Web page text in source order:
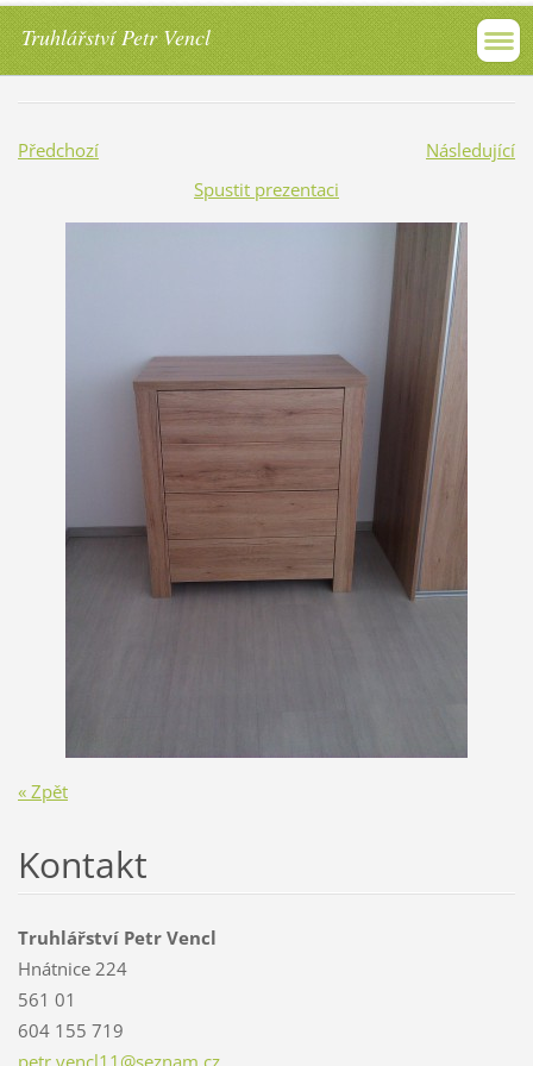
Truhlářství Petr Vencl
Předchozí
Následující
Spustit prezentaci
« Zpět
Kontakt
Truhlářství Petr Vencl
Hnátnice 224
561 01
604 155 719
petr.vencl11@seznam.cz